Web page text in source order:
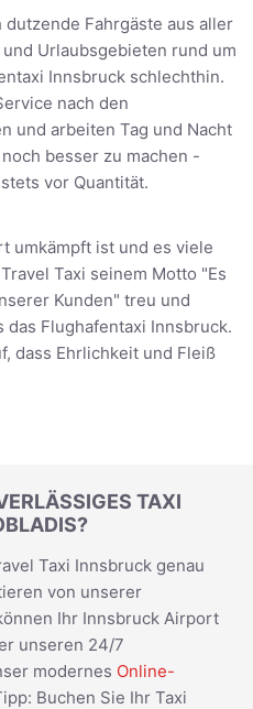
Fahrgäste aus aller
Urlaubsgebieten rund um
Innsbruck schlechthin.
nach den
und arbeiten Tag und Nacht
besser zu machen -
vor Quantität.
umkämpft ist und es viele
Taxi seinem Motto "Es
Kunden" treu und
Flughafentaxi Innsbruck.
dass Ehrlichkeit und Fleiß
TAXI
Taxi Innsbruck genau
von unserer
Ihr Innsbruck Airport
unseren 24/7
modernes Online-
Buchen Sie Ihr Taxi